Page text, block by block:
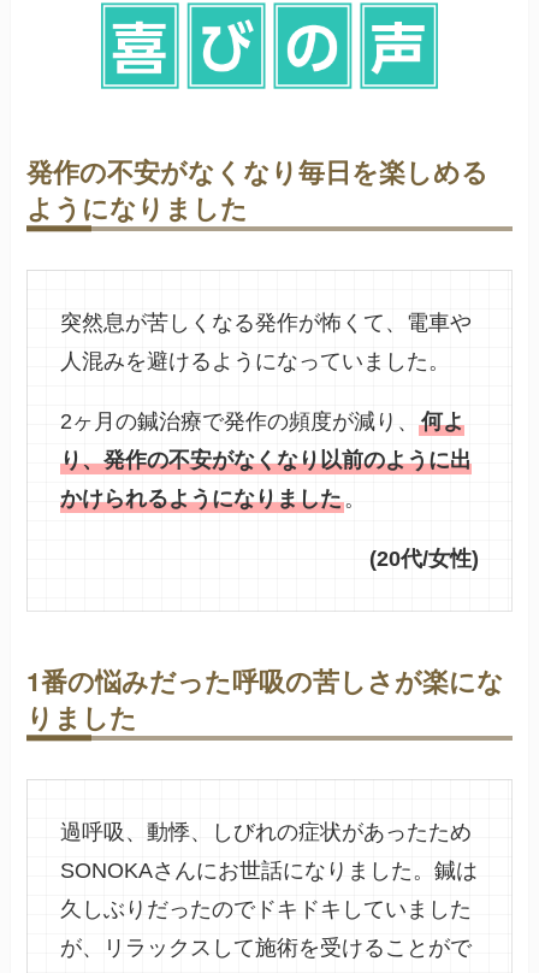
発作の不安がなくなり毎日を楽しめる
ようになりました
突然息が苦しくなる発作が怖くて、電車や
人混みを避けるようになっていました。
2ヶ月の鍼治療で発作の頻度が減り、何よ
り、発作の不安がなくなり以前のように出
かけられるようになりました。
(20代/女性)
1番の悩みだった呼吸の苦しさが楽にな
りました
過呼吸、動悸、しびれの症状があったため
SONOKAさんにお世話になりました。鍼は
久しぶりだったのでドキドキしていました
が、リラックスして施術を受けることがで